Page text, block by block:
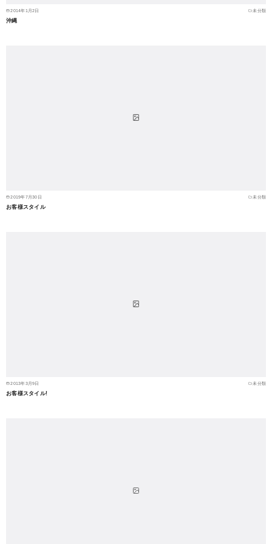
2014年1月2日 未分類
沖縄
2019年7月30日 未分類
お客様スタイル
2013年3月9日 未分類
お客様スタイル!